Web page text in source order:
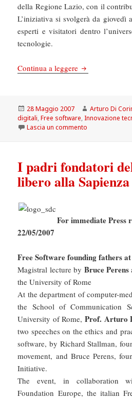
della Regione Lazio, con il
L’iniziativa si svolgerà da giovedì
esperti e visitatori dentro
tecnologie.
Continua a leggere Hi Tech!
Scritto
il
28 Maggio 2007 Autore
Arturo Di
digitali,Free software,Innovazione
Lascia un commento
I padri fondatori
libero alla Sapienza
For immediate Press
22/05/2007
Free Software founding fathers
Magistral lecture by Bruce Perens
the University of Rome
At the department of computer-
the School of Communication
University of Rome, Prof. Arturo
two speeches on the ethics and
software, by Richard Stallman,
movement, and Bruce Perens,
Initiative.
The event, in collaboration
Foundation Europe, the italian